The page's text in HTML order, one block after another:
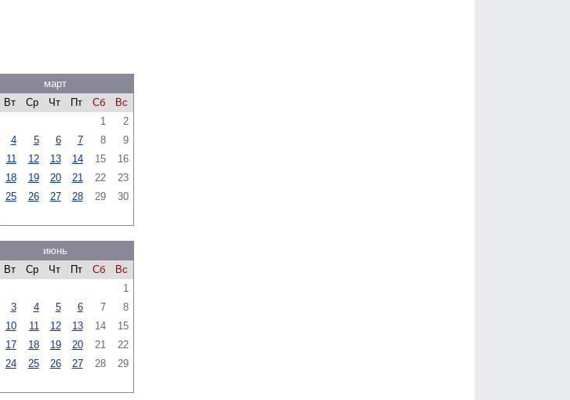
март
Вт Ср Чт Пт Сб
Вс
1
2
4 5 6 7 8
9
11 12 13 14 15
16
18 19 20 21 22
23
25 26 27 28 29
30
июнь
Вт Ср Чт Пт Сб
Вс
1
3 4 5 6 7
8
10 11 12 13 14
15
17 18 19 20 21
22
24 25 26 27 28
29